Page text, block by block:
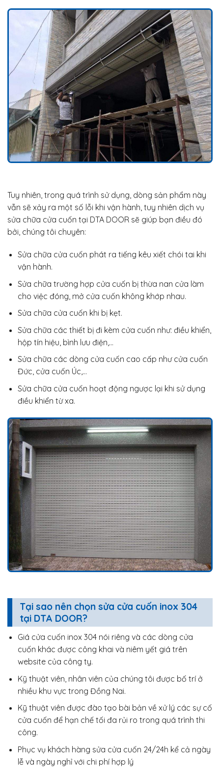
Tuy nhiên, trong quá trình sử dụng, dòng sản phẩm này
vẫn sẽ xảy ra một số lỗi khi vận hành, tuy nhiên dịch vụ
sửa chữa cửa cuốn tại DTA DOOR sẽ giúp bạn điều đó
bởi, chúng tôi chuyên:
Sửa chữa cửa cuốn phát ra tiếng kêu xiết chói tai khi
vận hành.
Sửa chữa trường hợp cửa cuốn bị thừa nan cửa làm
cho việc đóng, mở cửa cuốn không khớp nhau.
Sửa chữa cửa cuốn khi bị kẹt.
Sửa chữa các thiết bị đi kèm cửa cuốn như: điều khiển,
hộp tín hiệu, bình lưu điện,…
Sửa chữa các dòng cửa cuốn cao cấp như cửa cuốn
Đức, cửa cuốn Úc,…
Sửa chữa cửa cuốn hoạt động ngược lại khi sử dụng
điều khiển từ xa.
Tại sao nên chọn sửa cửa cuốn inox 304
tại DTA DOOR?
Giá cửa cuốn inox 304 nói riêng và các dòng cửa
cuốn khác được công khai và niêm yết giá trên
website của công ty.
Kỹ thuật viên, nhân viên của chúng tôi được bố trí ở
nhiều khu vực trong Đồng Nai.
Kỹ thuật viên được đào tạo bài bản về xử lý các sự cố
cửa cuốn để hạn chế tối đa rủi ro trong quá trình thi
công.
Phục vụ khách hàng sửa cửa cuốn 24/24h kể cả ngày
lễ và ngày nghỉ với chi phí hợp lý